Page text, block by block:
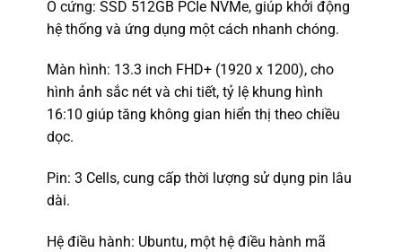
Ổ cứng: SSD 512GB PCIe NVMe, giúp khởi động
hệ thống và ứng dụng một cách nhanh chóng.
Màn hình: 13.3 inch FHD+ (1920 x 1200), cho
hình ảnh sắc nét và chi tiết, tỷ lệ khung hình
16:10 giúp tăng không gian hiển thị theo chiều
dọc.
Pin: 3 Cells, cung cấp thời lượng sử dụng pin lâu
dài.
Hệ điều hành: Ubuntu, một hệ điều hành mã